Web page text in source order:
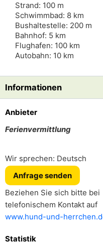
Strand: 100 m
Schwimmbad: 8 km
Bushaltestelle: 200 m
Bahnhof: 5 km
Flughafen: 100 km
Autobahn: 10 km
Informationen
Anbieter
Ferienvermittlung
Wir sprechen: Deutsch
Anfrage senden
Beziehen Sie sich bitte bei
telefonischem Kontakt auf
www.hund-und-
Statistik